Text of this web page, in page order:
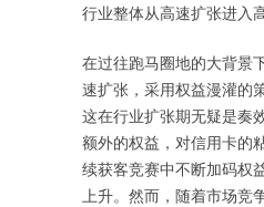
行业整体从高速扩张进入
在过往跑马圈地的大背景
速扩张，采用权益漫灌的
这在行业扩张期无疑是奏
额外的权益，对信用卡的
续获客竞赛中不断加码权
上升。然而，随着市场竞